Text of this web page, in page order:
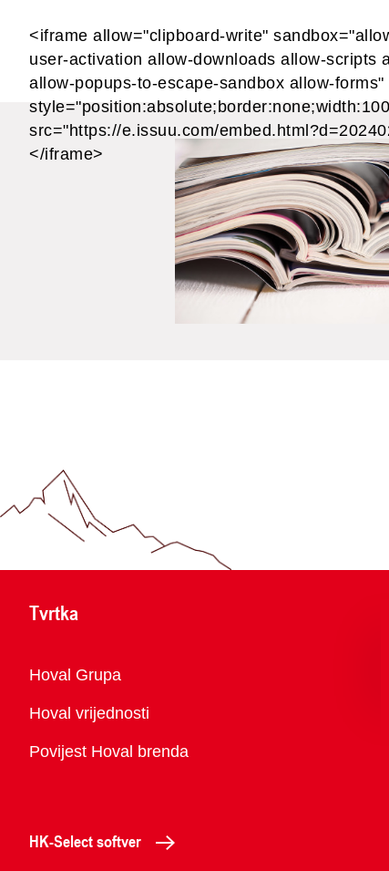
<iframe allow="clipboard-write"
user-activation allow-downloads allow-scripts
allow-popups-to-escape-sandbox allow-
src="https://e.issuu.com/
</iframe>
Tvrtka
Pregled
Hoval Grupa
Hoval vrijednosti
Povijest Hoval brenda
HK-Select softver